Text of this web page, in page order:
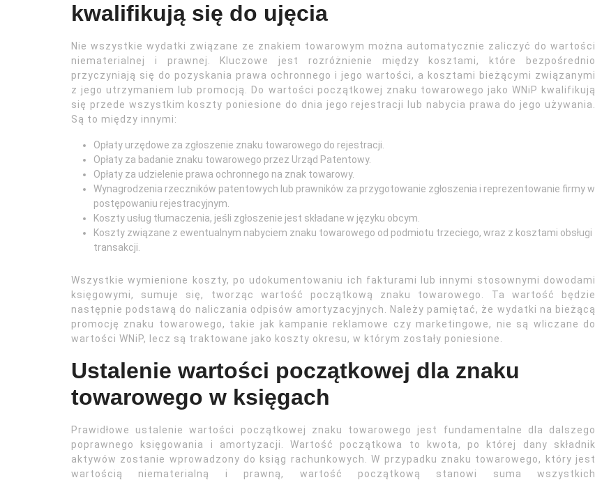
kwalifikują się do ujęcia
Nie wszystkie wydatki związane ze znakiem towarowym można automatycznie zaliczyć do wartości
niematerialnej i prawnej. Kluczowe jest rozróżnienie między kosztami, które bezpośrednio
przyczyniają się do pozyskania prawa ochronnego i jego wartości, a kosztami bieżącymi związanymi
z jego utrzymaniem lub promocją. Do wartości początkowej znaku towarowego jako WNiP kwalifikują
się przede wszystkim koszty poniesione do dnia jego rejestracji lub nabycia prawa do jego używania.
Są to między innymi:
Opłaty urzędowe za zgłoszenie znaku towarowego do rejestracji.
Opłaty za badanie znaku towarowego przez Urząd Patentowy.
Opłaty za udzielenie prawa ochronnego na znak towarowy.
Wynagrodzenia rzeczników patentowych lub prawników za przygotowanie zgłoszenia i reprezentowanie firmy w
postępowaniu rejestracyjnym.
Koszty usług tłumaczenia, jeśli zgłoszenie jest składane w języku obcym.
Koszty związane z ewentualnym nabyciem znaku towarowego od podmiotu trzeciego, wraz z kosztami obsługi
transakcji.
Wszystkie wymienione koszty, po udokumentowaniu ich fakturami lub innymi stosownymi dowodami
księgowymi, sumuje się, tworząc wartość początkową znaku towarowego. Ta wartość będzie
następnie podstawą do naliczania odpisów amortyzacyjnych. Należy pamiętać, że wydatki na bieżącą
promocję znaku towarowego, takie jak kampanie reklamowe czy marketingowe, nie są wliczane do
wartości WNiP, lecz są traktowane jako koszty okresu, w którym zostały poniesione.
Ustalenie wartości początkowej dla znaku
towarowego w księgach
Prawidłowe ustalenie wartości początkowej znaku towarowego jest fundamentalne dla dalszego
poprawnego księgowania i amortyzacji. Wartość początkowa to kwota, po której dany składnik
aktywów zostanie wprowadzony do ksiąg rachunkowych. W przypadku znaku towarowego, który jest
wartością niematerialną i prawną, wartość początkową stanowi suma wszystkich